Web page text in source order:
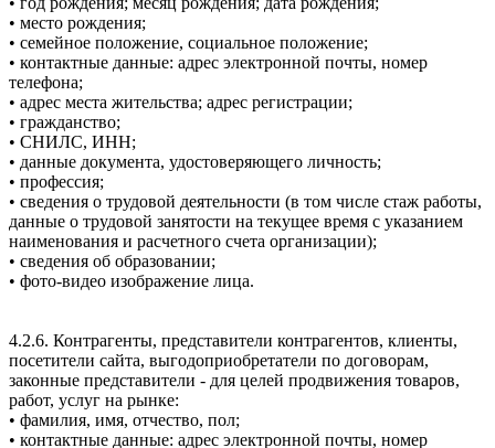
• место рождения;
• семейное положение, социальное положение;
• контактные данные: адрес электронной почты, номер
телефона;
• адрес места жительства; адрес регистрации;
• гражданство;
• СНИЛС, ИНН;
• данные документа, удостоверяющего личность;
• профессия;
• сведения о трудовой деятельности (в том числе стаж работы,
данные о трудовой занятости на текущее время с указанием
наименования и расчетного счета организации);
• сведения об образовании;
• фото-видео изображение лица.
4.2.6. Контрагенты, представители контрагентов, клиенты,
посетители сайта, выгодоприобретатели по договорам,
законные представители - для целей продвижения товаров,
работ, услуг на рынке:
• фамилия, имя, отчество, пол;
• контактные данные: адрес электронной почты, номер